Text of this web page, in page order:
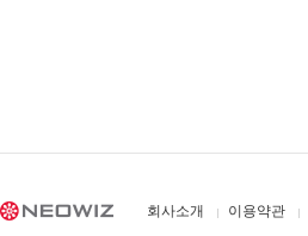
회사소개 이용약관